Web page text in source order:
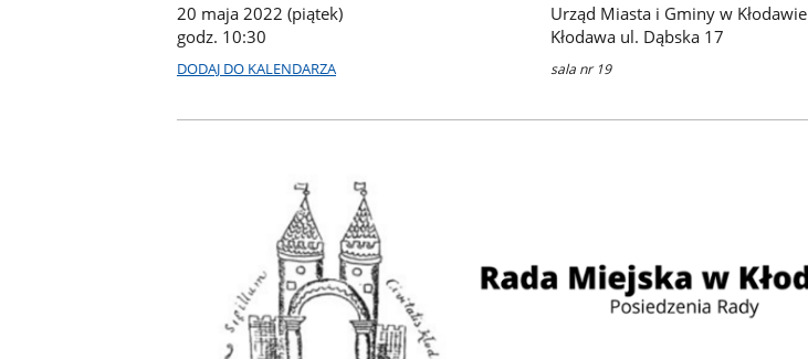
20 maja 2022 (piątek)
godz. 10:30
DODAJ DO KALENDARZA
Urząd Miasta i Gminy w Kłodawie
Kłodawa ul. Dąbska 17
sala nr 19